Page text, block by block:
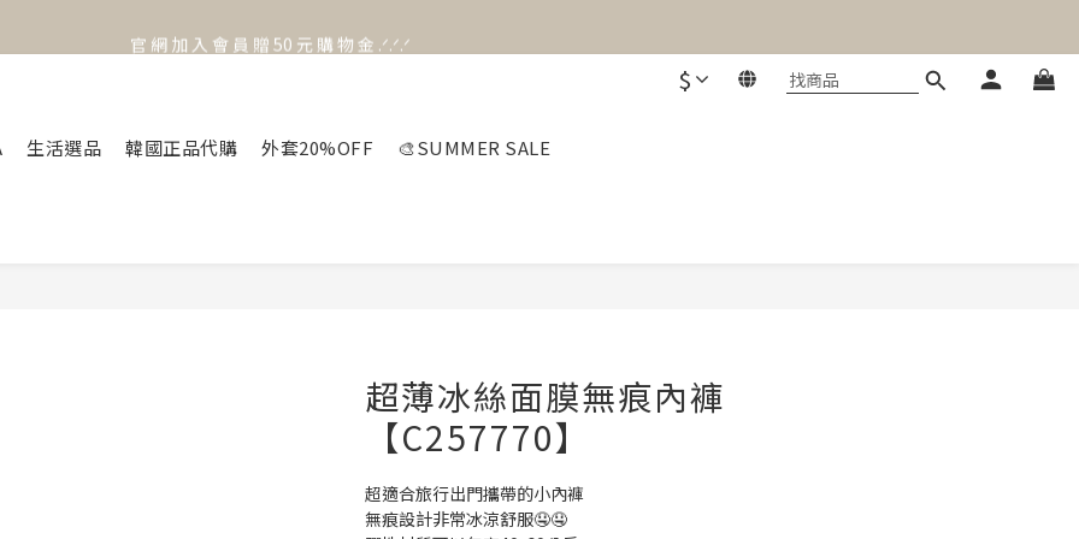
官 網 加 入 會 員 贈 50 元 購 物 金 .ᐟ.ᐟ.ᐟ
$
生活選品 韓國正品代購 外套20%OFF 🎨SUMMER SALE
超薄冰絲面膜無痕內褲
【C257770】
超適合旅行出門攜帶的小內褲
無痕設計非常冰涼舒服🤤🤤